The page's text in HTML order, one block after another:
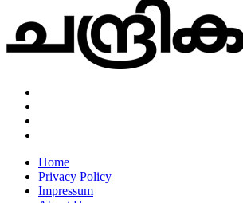
Home
Privacy Policy
Impressum